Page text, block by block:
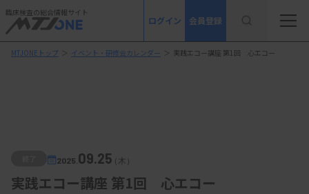
臨床検査の総合情報サイト
ログイン 会員登録
MTJONEトップ ＞ イベント・研修会カレンダー ＞ 実践エコー講座 第1回 心エコー
2025. 09.25（木）
実践エコー講座 第1回 心エコー